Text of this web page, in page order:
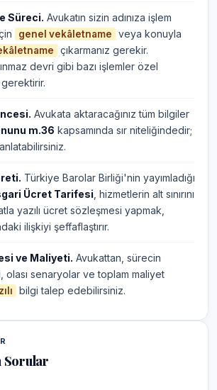
Süreci. Avukatın sizin adınıza işlem
genel vekâletname
veya konuyla
çıkarmanız gerekir.
devri gibi bazı işlemler özel
Avukata aktaracağınız tüm bilgiler
m.36 kapsamında sır niteliğindedir;
Türkiye Barolar Birliği'nin yayımladığı
Ücret Tarifesi , hizmetlerin alt sınırını
yazılı ücret sözleşmesi yapmak,
ilişkiyi şeffaflaştırır.
ve Maliyeti. Avukattan, sürecin
olası senaryolar ve toplam maliyet
bilgi talep edebilirsiniz.
Sorular